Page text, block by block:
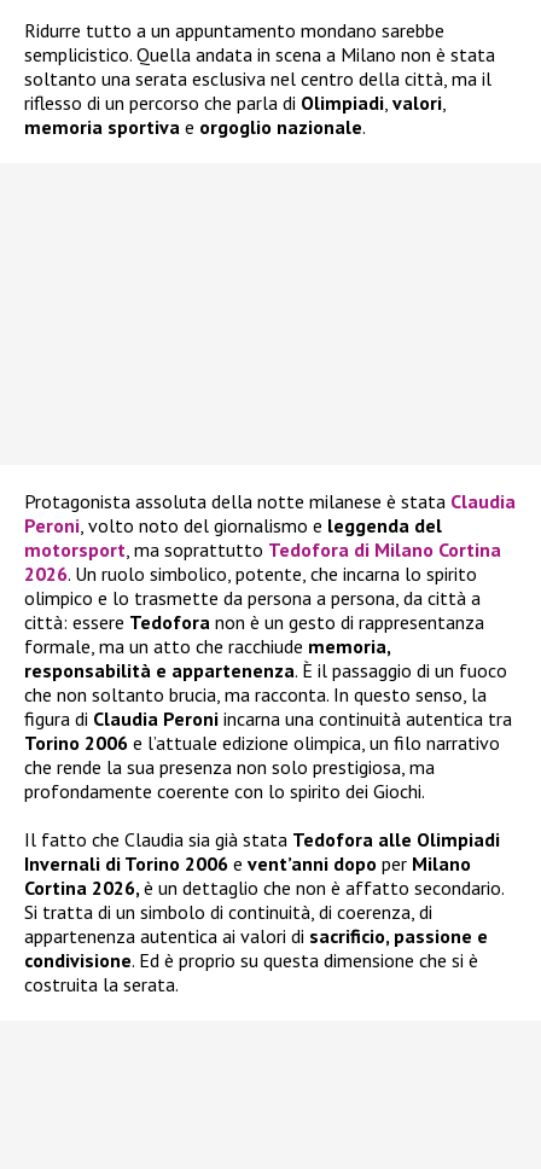
Ridurre tutto a un appuntamento mondano sarebbe
semplicistico. Quella andata in scena a Milano non è stata
soltanto una serata esclusiva nel centro della città, ma il
riflesso di un percorso che parla di Olimpiadi valori
memoria sportiva e orgoglio nazionale.
Protagonista assoluta della notte milanese è stata Claudia
Peroni , volto noto del giornalismo e leggenda del
motorsport , ma soprattutto Tedofora di Milano Cortina
2026. Un ruolo simbolico, potente, che incarna lo spirito
olimpico e lo trasmette da persona a persona, da città a
città: essere Tedofora non è un gesto di rappresentanza
formale, ma un atto che racchiude memoria,
responsabilità e appartenenza. È il passaggio di un fuoco
che non soltanto brucia, ma racconta. In questo senso, la
figura di Claudia Peroni incarna una continuità autentica tra
Torino 2006 e l’attuale edizione olimpica, un filo narrativo
che rende la sua presenza non solo prestigiosa, ma
profondamente coerente con lo spirito dei Giochi.
Il fatto che Claudia sia già stata Tedofora alle Olimpiadi
Invernali di Torino 2006 e vent’anni dopo per Milano
Cortina 2026, è un dettaglio che non è affatto secondario.
Si tratta di un simbolo di continuità, di coerenza, di
appartenenza autentica ai valori di sacrificio, passione e
condivisione. Ed è proprio su questa dimensione che si è
costruita la serata.